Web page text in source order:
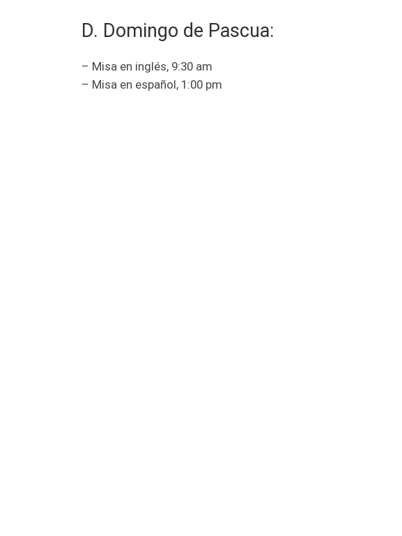
D. Domingo de Pascua:
– Misa en inglés, 9:30 am
– Misa en español, 1:00 pm